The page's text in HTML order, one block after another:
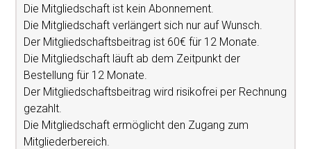
Die Mitgliedschaft ist kein Abonnement.
Die Mitgliedschaft verlängert sich nur auf Wunsch.
Der Mitgliedschaftsbeitrag ist 60€ für 12 Monate.
Die Mitgliedschaft läuft ab dem Zeitpunkt der
Bestellung für 12 Monate.
Der Mitgliedschaftsbeitrag wird risikofrei per Rechnung
gezahlt.
Die Mitgliedschaft ermöglicht den Zugang zum
Mitgliederbereich.